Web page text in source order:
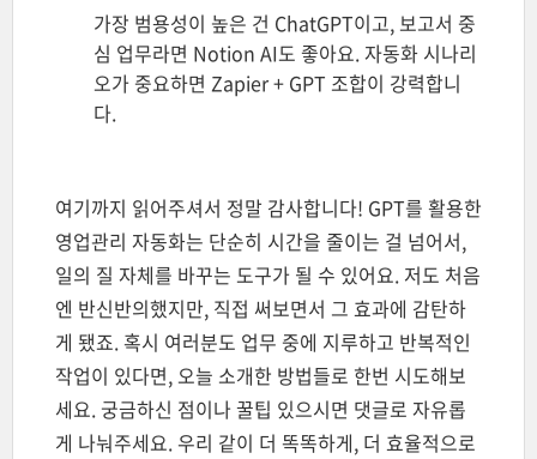
가장 범용성이 높은 건 ChatGPT이고, 보고서 중
심 업무라면 Notion AI도 좋아요. 자동화 시나리
오가 중요하면 Zapier + GPT 조합이 강력합니
다.
여기까지 읽어주셔서 정말 감사합니다! GPT를 활용한
영업관리 자동화는 단순히 시간을 줄이는 걸 넘어서,
일의 질 자체를 바꾸는 도구가 될 수 있어요. 저도 처음
엔 반신반의했지만, 직접 써보면서 그 효과에 감탄하
게 됐죠. 혹시 여러분도 업무 중에 지루하고 반복적인
작업이 있다면, 오늘 소개한 방법들로 한번 시도해보
세요. 궁금하신 점이나 꿀팁 있으시면 댓글로 자유롭
게 나눠주세요. 우리 같이 더 똑똑하게, 더 효율적으로